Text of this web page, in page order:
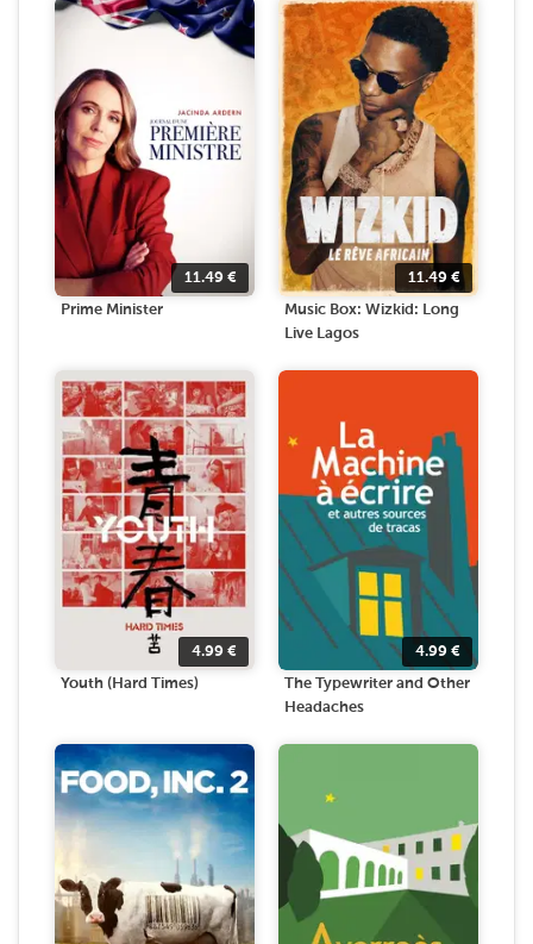
11.49 €
Prime Minister
11.49 €
Music Box: Wizkid: Long
Live Lagos
4.99 €
Youth (Hard Times)
4.99 €
The Typewriter and Other
Headaches